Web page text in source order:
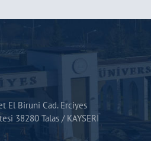
El Biruni Cad. Erciyes
38280 Talas / KAYSERİ